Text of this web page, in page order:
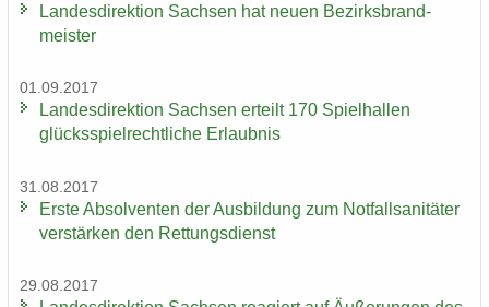
Lan­des­di­rek­ti­on Sach­sen hat neuen Be­zirks­brand­
meis­ter
01.09.2017
Lan­des­di­rek­ti­on Sach­sen er­teilt 170 Spiel­hal­len
glücks­spiel­recht­li­che Er­laub­nis
31.08.2017
Erste Ab­sol­ven­ten der Aus­bil­dung zum Not­fall­sa­ni­tä­ter
ver­stär­ken den Ret­tungs­dienst
29.08.2017